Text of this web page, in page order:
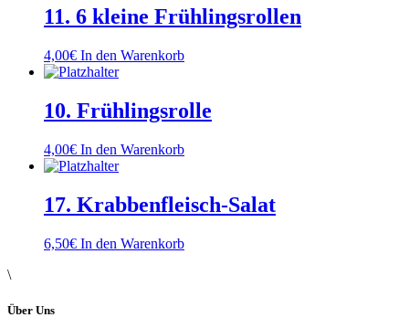
11. 6 kleine Frühlingsrollen
4,00€ In den Warenkorb
10. Frühlingsrolle
4,00€ In den Warenkorb
17. Krabbenfleisch-Salat
6,50€ In den Warenkorb
\
Über Uns